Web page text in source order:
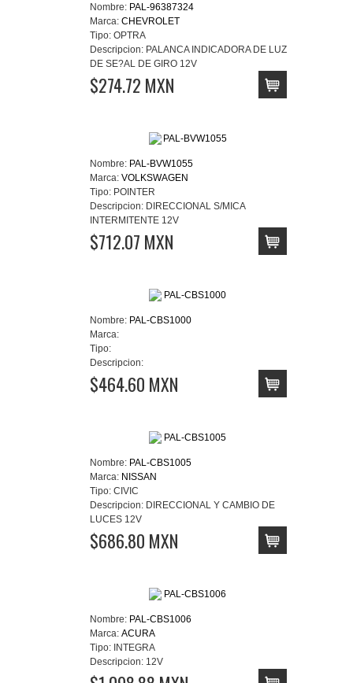
Nombre: PAL-96387324
Marca: CHEVROLET
Tipo: OPTRA
Descripcion: PALANCA INDICADORA DE LUZ
DE SE?AL DE GIRO 12V
$274.72 MXN
Nombre: PAL-BVW1055
Marca: VOLKSWAGEN
Tipo: POINTER
Descripcion: DIRECCIONAL S/MICA
INTERMITENTE 12V
$712.07 MXN
Nombre: PAL-CBS1000
Marca:
Tipo:
Descripcion:
$464.60 MXN
Nombre: PAL-CBS1005
Marca: NISSAN
Tipo: CIVIC
Descripcion: DIRECCIONAL Y CAMBIO DE
LUCES 12V
$686.80 MXN
Nombre: PAL-CBS1006
Marca: ACURA
Tipo: INTEGRA
Descripcion: 12V